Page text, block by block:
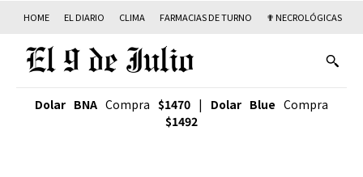
HOME EL DIARIO CLIMA FARMACIAS DE TURNO ✟ NECROLÓGICAS
Dolar BNA Compra $1470 | Dolar Blue Compra
$1492